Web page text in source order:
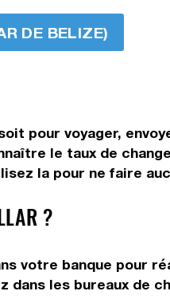
DE BELIZE)
pour voyager,
le taux de
la pour ne faire
?
votre banque pour
dans les bureaux de